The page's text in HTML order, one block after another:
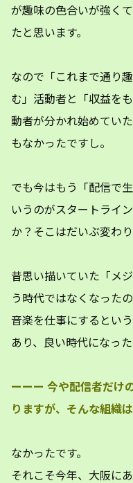
が趣味の色合いが強く
たと思います。
なので「これまで通り
む」活動者と「収益を
動者が分かれ始めてい
もなかったですし。
でも今はもう「配信で
いうのがスタートライ
か？そこはだいぶ変わり
昔思い描いていた「メ
う時代ではなくなった
音楽を仕事にするとい
あり、良い時代になっ
ーーー 今や配信者だけ
りますが、そんな組織
なかったです。
それこそ今年、大阪に